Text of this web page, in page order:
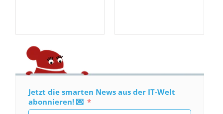
Jetzt die smarten News aus der IT-Welt
abonnieren! 💌